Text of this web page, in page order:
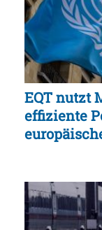
EQT nutzt
effiziente